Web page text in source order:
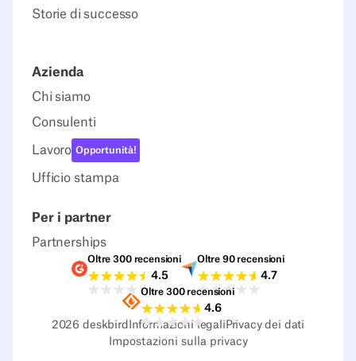
Storie di successo
Azienda
Chi siamo
Consulenti
Lavoro Opportunità!
Ufficio stampa
Per i partner
Partnerships
Valutazioni G2
Oltre 300 recensioni
4.5
Valutazioni Capterra
Oltre 90 recensioni
4.7
Valutazioni Sourceforge
Oltre 300 recensioni
4.6
2026 deskbird Informazioni legali Privacy dei dati
Impostazioni sulla privacy